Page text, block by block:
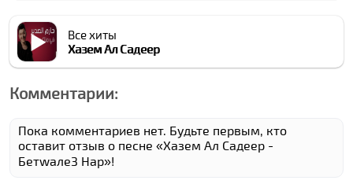
Все хиты
Хазем Ал Садеер
Комментарии:
Пока комментариев нет. Будьте первым, кто
оставит отзыв о песне «Хазем Ал Садеер -
Бетwале3 Нар»!